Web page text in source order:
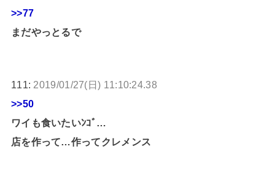
>>77
まだやっとるで
111: 2019/01/27(日) 11:10:24.38
>>50
ワイも食いたいﾝｺﾞ…
店を作って…作ってクレメンス